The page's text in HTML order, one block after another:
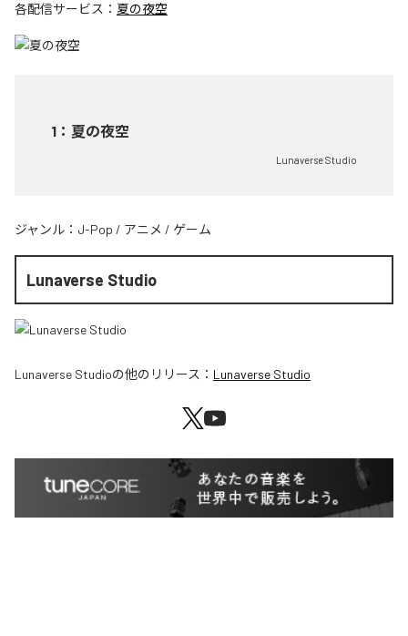
各配信サービス： 夏の夜空
1 ： 夏の夜空
Lunaverse Studio
ジャンル： J-Pop / アニメ / ゲーム
Lunaverse Studio
Lunaverse Studioの他のリリース： Lunaverse Studio